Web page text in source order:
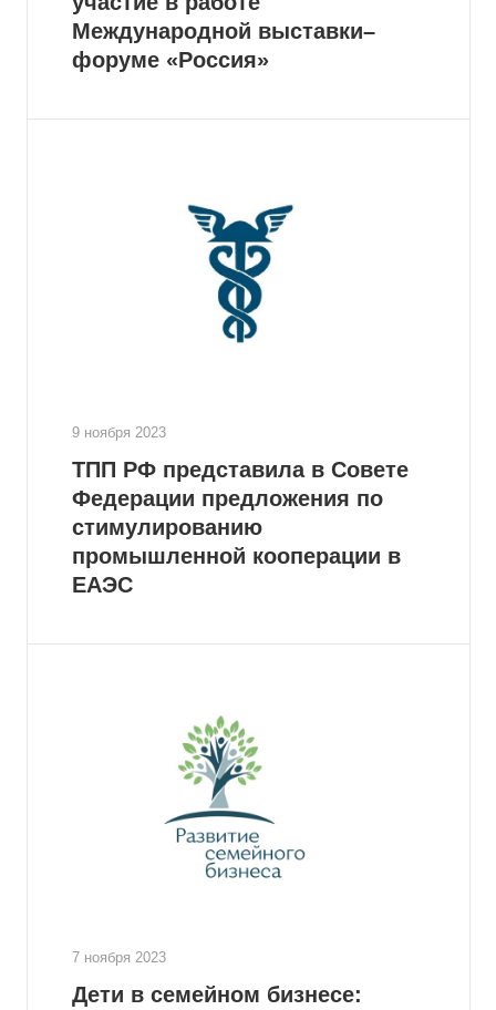
Международной выставки–
форуме «Россия»
9 ноября 2023
ТПП РФ представила в Совете
Федерации предложения по
стимулированию
промышленной кооперации в
ЕАЭС
7 ноября 2023
Дети в семейном бизнесе: